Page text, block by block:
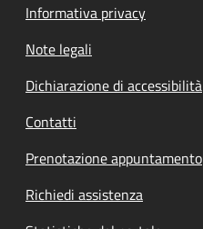
Informativa privacy
Note legali
Dichiarazione di accessibilità
Contatti
Prenotazione appuntamento
Richiedi assistenza